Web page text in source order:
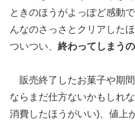
ときのほうがよっぽど感動
んなのさっさとクリアした
ついつい、 終わってしまう
販売終了したお菓子や期
ならまだ仕方ないかもしれ
消費したほうがいい)、値上